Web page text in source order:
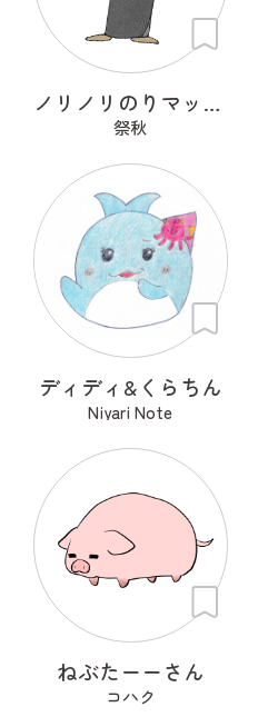
ノリノリのりマッキーさん
祭秋
ディディ&くらちん
Niyari Note
ねぶたーーさん
コハク